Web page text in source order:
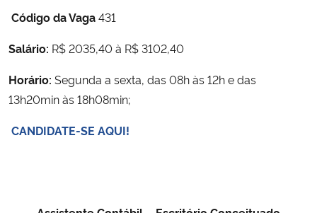
Planalto
Código da Vaga431
Salário: R$ 2035,40 à R$ 3102,40
Horário: Segunda a sexta, das 08h às 12h e das
13h20min às 18h08min;
CANDIDATE-SE AQUI!